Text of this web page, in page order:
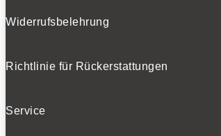
Widerrufsbelehrung
Richtlinie für Rückerstattungen
Service